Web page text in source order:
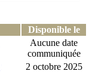
Disponible le
Aucune date
communiquée
2 octobre 2025